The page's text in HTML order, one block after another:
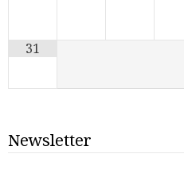
31
Newsletter